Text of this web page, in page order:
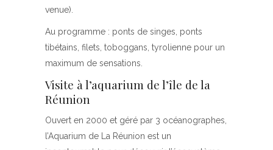
venue).
Au programme : ponts de singes, ponts
tibétains, filets, toboggans, tyrolienne pour un
maximum de sensations.
Visite à l’aquarium de l’île de la
Réunion
Ouvert en 2000 et géré par 3 océanographes,
l’Aquarium de La Réunion est un